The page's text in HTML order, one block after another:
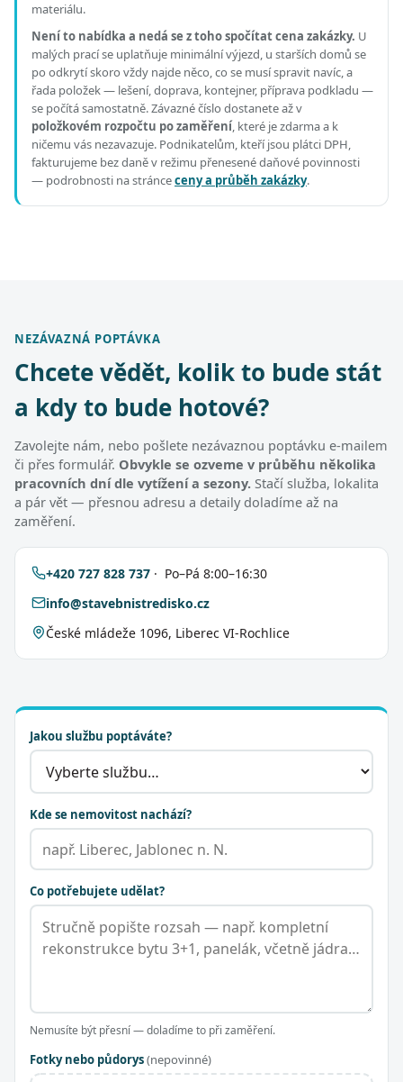
materiálu.
Není to nabídka a nedá se z toho spočítat cena zakázky. U
malých prací se uplatňuje minimální výjezd, u starších domů se
po odkrytí skoro vždy najde něco, co se musí spravit navíc, a
řada položek — lešení, doprava, kontejner, příprava podkladu —
se počítá samostatně. Závazné číslo dostanete až v
položkovém rozpočtu po zaměření, které je zdarma a k
ničemu vás nezavazuje. Podnikatelům, kteří jsou plátci DPH,
fakturujeme bez daně v režimu přenesené daňové povinnosti
— podrobnosti na stránceceny a průběh zakázky.
NEZÁVAZNÁ POPTÁVKA
Chcete vědět, kolik to bude stát
a kdy to bude hotové?
Zavolejte nám, nebo pošlete nezávaznou poptávku e-mailem
či přes formulář. Obvykle se ozveme v průběhu několika
pracovních dní dle vytížení a sezony. Stačí služba, lokalita
a pár vět — přesnou adresu a detaily doladíme až na
zaměření.
+420 727 828 737 · Po–Pá 8:00–16:30
info@stavebnistredisko.cz
České mládeže 1096, Liberec VI-Rochlice
Jakou službu poptáváte?
Kde se nemovitost nachází?
Co potřebujete udělat?
Nemusíte být přesní — doladíme to při zaměření.
Fotky nebo půdorys(nepovinné)